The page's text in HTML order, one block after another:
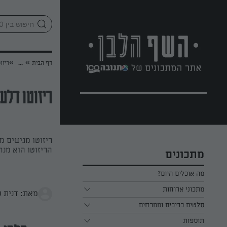
מתכונים
מה אוכלים היום?
מתכוני ארוחות
ארוחת בוקר
ארוחת צהריים
סלטים כריכים וממרחים
כל הסלטים כריכים וממרחים
תוספות
דף הבית »
...
»
ריזוטו
ריזוטו
הריזוטו הוא
מאת: דנית